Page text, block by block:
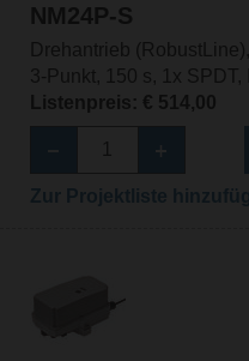
NM24P-S
Drehantrieb
3-Punkt, 150 s, 1x SPDT,
Listenpreis: € 514,00